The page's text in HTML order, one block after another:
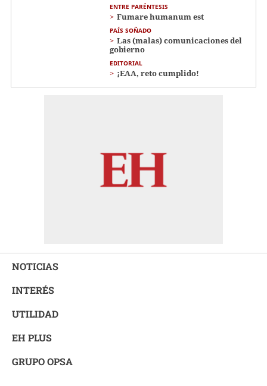
ENTRE PARÉNTESIS
Fumare humanum est
PAÍS SOÑADO
Las (malas) comunicaciones del
gobierno
EDITORIAL
¡EAA, reto cumplido!
NOTICIAS
INTERÉS
UTILIDAD
EH PLUS
GRUPO OPSA